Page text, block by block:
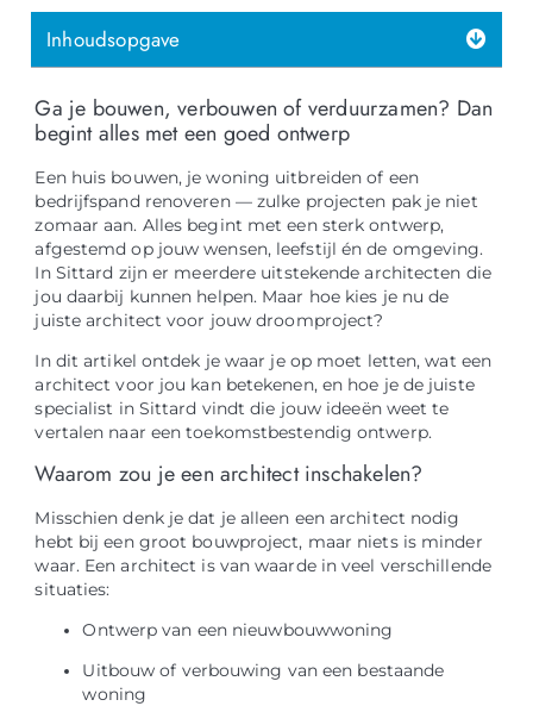
Ga je bouwen, verbouwen of verduurzamen? Dan
begint alles met een goed ontwerp
Een huis bouwen, je woning uitbreiden of een
bedrijfspand renoveren — zulke projecten pak je niet
zomaar aan. Alles begint met een sterk ontwerp,
afgestemd op jouw wensen, leefstijl én de omgeving.
In Sittard zijn er meerdere uitstekende architecten die
jou daarbij kunnen helpen. Maar hoe kies je nu de
juiste architect voor jouw droomproject?
In dit artikel ontdek je waar je op moet letten, wat een
architect voor jou kan betekenen, en hoe je de juiste
specialist in Sittard vindt die jouw ideeën weet te
vertalen naar een toekomstbestendig ontwerp.
Waarom zou je een architect inschakelen?
Misschien denk je dat je alleen een architect nodig
hebt bij een groot bouwproject, maar niets is minder
waar. Een architect is van waarde in veel verschillende
situaties:
Ontwerp van een nieuwbouwwoning
Uitbouw of verbouwing van een bestaande
woning
Inhoudsopgave